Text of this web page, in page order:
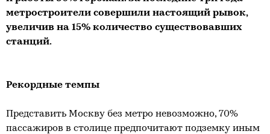
метростроители совершили настоящий рывок,
увеличив на 15% количество существовавших
станций.
Рекордные темпы
Представить Москву без метро невозможно, 70%
пассажиров в столице предпочитают подземку иным